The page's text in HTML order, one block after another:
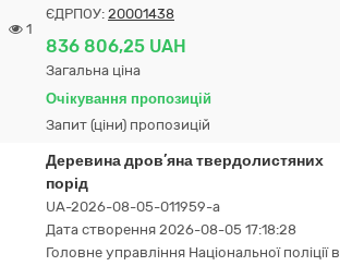
1
ЄДРПОУ: 20001438
836 806,25 UAH
Загальна ціна
Очікування пропозицій
Запит (ціни) пропозицій
Деревина дров’яна твердолистяних
порід
UA-2026-08-05-011959-a
Дата створення 2026-08-05 17:18:28
Головне управління Національної поліції в